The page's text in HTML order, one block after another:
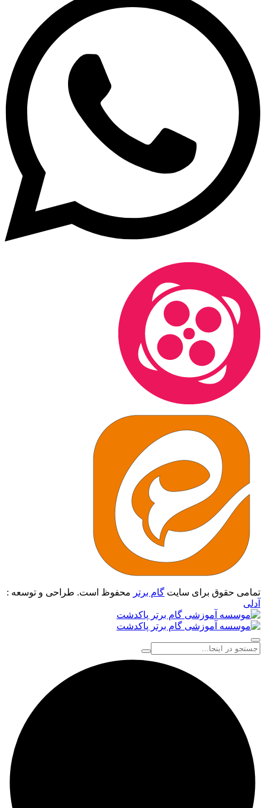
تمامی حقوق برای سایت گام برتر محفوظ است. طراحی و توسعه :
آدلی